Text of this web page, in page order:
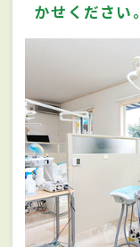
かせください。